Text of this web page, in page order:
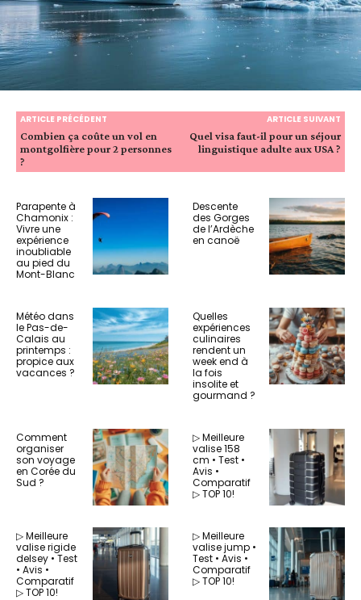
ARTICLE PRÉCÉDENT
Combien ça coûte un vol en
montgolfière pour 2 personnes
?
ARTICLE SUIVANT
Quel visa faut-il pour un séjour
linguistique adulte aux USA ?
Parapente à
Chamonix :
Vivre une
expérience
inoubliable
au pied du
Mont-Blanc
Descente
des Gorges
de l’Ardèche
en canoë
Météo dans
le Pas-de-
Calais au
printemps :
propice aux
vacances ?
Quelles
expériences
culinaires
rendent un
week end à
la fois
insolite et
gourmand ?
Comment
organiser
son voyage
en Corée du
Sud ?
▷ Meilleure
valise 158
cm • Test •
Avis •
Comparatif
▷ TOP 10!
▷ Meilleure
valise rigide
delsey • Test
• Avis •
Comparatif
▷ TOP 10!
▷ Meilleure
valise jump •
Test • Avis •
Comparatif
▷ TOP 10!